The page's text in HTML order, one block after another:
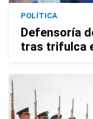
POLÍTICA
Defensoría
tras trifulca